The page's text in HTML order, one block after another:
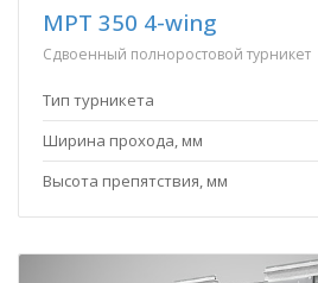
MPT 350 4-wing
Сдвоенный полноростовой турникет
Тип турникета
Ширина прохода, мм
Высота препятствия, мм